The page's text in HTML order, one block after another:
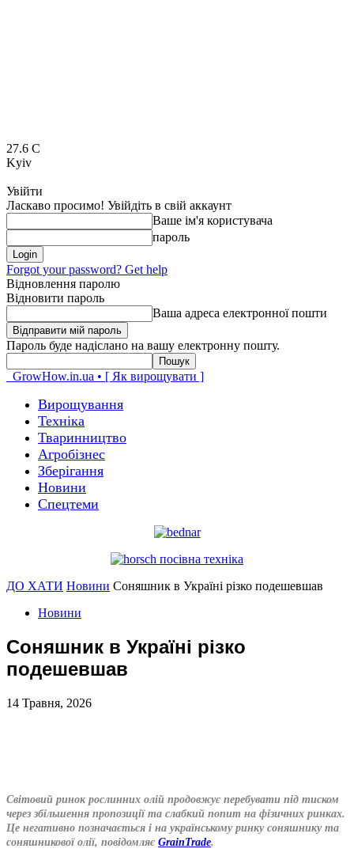
27.6 C
Kyiv
Увійти
Ласкаво просимо! Увійдіть в свій аккаунт
Ваше ім'я користувача
пароль
Forgot your password? Get help
Відновлення паролю
Відновити пароль
Ваша адреса електронної пошти
Пароль буде надіслано на вашу електронну пошту.
GrowHow.in.ua • [ Як вирощувати ]
Вирощування
Техніка
Тваринництво
Агробізнес
Зберігання
Новини
Спецтеми
ДО ХАТИ Новини Соняшник в Україні різко подешевшав
Новини
Соняшник в Україні різко
подешевшав
14 Травня, 2026
Світовий ринок рослинних олій продовжує перебувати під тиском
через збільшення пропозиції та слабкий попит на фізичних ринках.
Це негативно позначається і на українському ринку соняшнику та
соняшникової олії, повідомляє GrainTrade.